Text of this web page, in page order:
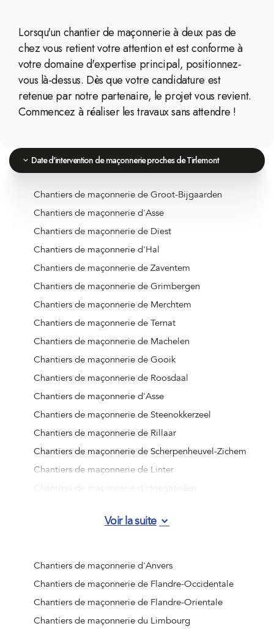
Lorsqu'un chantier de maçonnerie à deux pas de
chez vous retient votre attention et est conforme à
votre domaine d'expertise principal, positionnez-
vous là-dessus. Dès que votre candidature est
retenue par notre partenaire, le projet vous revient.
Commencez à réaliser les travaux sans attendre !
Date d'intervention de maçonnerie proches de Tirlemont
Chantiers de maçonnerie de Groot-Bijgaarden
Chantiers de maçonnerie d'Asse
Chantiers de maçonnerie de Diest
Chantiers de maçonnerie d'Hal
Chantiers de maçonnerie de Zaventem
Chantiers de maçonnerie de Grimbergen
Chantiers de maçonnerie de Merchtem
Chantiers de maçonnerie de Ternat
Chantiers de maçonnerie de Machelen
Chantiers de maçonnerie de Gooik
Chantiers de maçonnerie de Roosdaal
Chantiers de maçonnerie d'Asse
Chantiers de maçonnerie de Steenokkerzeel
Chantiers de maçonnerie de Rillaar
Chantiers de maçonnerie de Scherpenheuvel-Zichem
Chantiers de maçonnerie de Linter
Chantiers de maçonnerie de Tervuren
Chantiers de maçonnerie de Wolvertem
Chantiers de maçonnerie de Rillaar
Chantiers de maçonnerie de Kampenhout
Chantiers de maçonnerie d'Huizingen
Voir la suite
Chantiers de maçonnerie d'Anvers
Chantiers de maçonnerie de Flandre-Occidentale
Chantiers de maçonnerie de Flandre-Orientale
Chantiers de maçonnerie du Limbourg